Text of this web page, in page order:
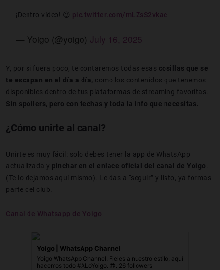
¡Dentro vídeo! 😉 pic.twitter.com/mLZsS2vkac
— Yoigo (@yoigo) July 16, 2025
Y, por si fuera poco, te contaremos todas esas cosillas que se
te escapan en el día a día, como los contenidos que tenemos
disponibles dentro de tus plataformas de streaming favoritas.
Sin spoilers, pero con fechas y toda la info que necesitas.
¿Cómo unirte al canal?
Unirte es muy fácil: solo debes tener la app de WhatsApp
actualizada y pinchar en el enlace oficial del canal de Yoigo.
(Te lo dejamos aquí mismo). Le das a “seguir” y listo, ya formas
parte del club.
Canal de Whatsapp de Yoigo
Yoigo | WhatsApp Channel
Yoigo WhatsApp Channel. Fieles a nuestro estilo, aquí
hacemos todo #ALoYoigo. 😎. 26 followers